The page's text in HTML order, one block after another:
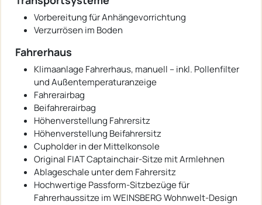
Vorbereitung für Anhängevorrichtung
Verzurrösen im Boden
Fahrerhaus
Klimaanlage Fahrerhaus, manuell – inkl. Pollenfilter
und Außentemperaturanzeige
Fahrerairbag
Beifahrerairbag
Höhenverstellung Fahrersitz
Höhenverstellung Beifahrersitz
Cupholder in der Mittelkonsole
Original FIAT Captainchair-Sitze mit Armlehnen
Ablageschale unter dem Fahrersitz
Hochwertige Passform-Sitzbezüge für
Fahrerhaussitze im WEINSBERG Wohnwelt-Design